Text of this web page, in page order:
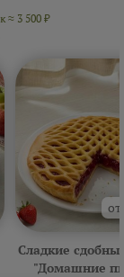
≈ 3 500 ₽
от
Сладкие
"Домашние